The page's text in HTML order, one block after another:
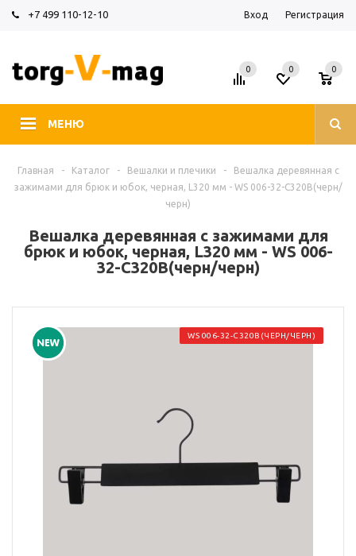
+7 499 110-12-10 Вход Регистрация
МЕНЮ
0 0
0
Главная - Каталог - Вешалки и плечики -
Вешалка деревянная с
зажимами для брюк и юбок, черная, L320 мм - WS 006-32-C320B(черн/
черн)
Вешалка деревянная с зажимами для
брюк и юбок, черная, L320 мм - WS 006-
32-C320B(черн/черн)
WS 006-32-C320B(ЧЕРН/ЧЕРН)